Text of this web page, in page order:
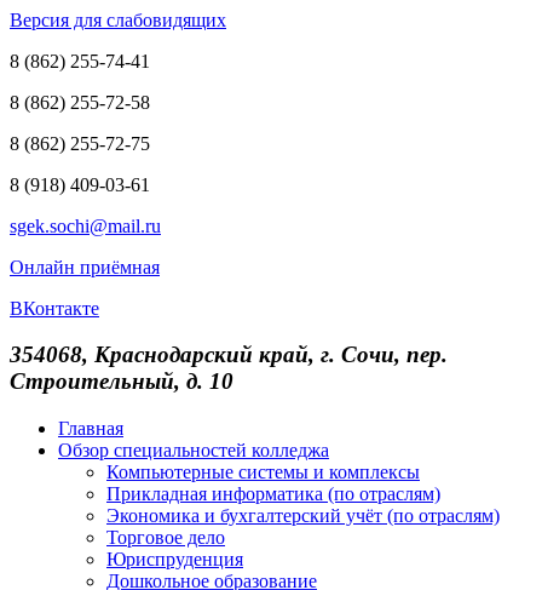
Версия для слабовидящих
8 (862) 255-74-41
8 (862) 255-72-58
8 (862) 255-72-75
8 (918) 409-03-61
sgek.sochi@mail.ru
Онлайн приёмная
ВКонтакте
354068, Краснодарский край, г. Сочи, пер.
Строительный, д. 10
Главная
Обзор специальностей колледжа
Компьютерные системы и комплексы
Прикладная информатика (по отраслям)
Экономика и бухгалтерский учёт (по отраслям)
Торговое дело
Юриспруденция
Дошкольное образование